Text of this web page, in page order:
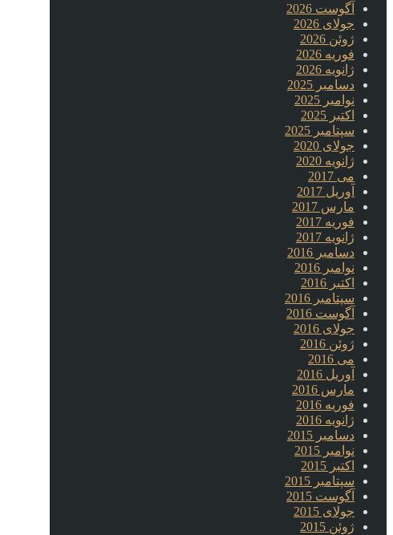
آگوست 2026
جولای 2026
ژوئن 2026
فوریه 2026
ژانویه 2026
دسامبر 2025
نوامبر 2025
اکتبر 2025
سپتامبر 2025
جولای 2020
ژانویه 2020
می 2017
آوریل 2017
مارس 2017
فوریه 2017
ژانویه 2017
دسامبر 2016
نوامبر 2016
اکتبر 2016
سپتامبر 2016
آگوست 2016
جولای 2016
ژوئن 2016
می 2016
آوریل 2016
مارس 2016
فوریه 2016
ژانویه 2016
دسامبر 2015
نوامبر 2015
اکتبر 2015
سپتامبر 2015
آگوست 2015
جولای 2015
ژوئن 2015